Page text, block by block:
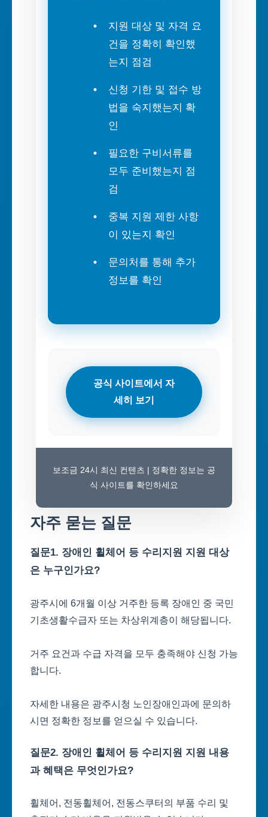
지원 대상 및 자격 요
건을 정확히 확인했
는지 점검
신청 기한 및 접수 방
법을 숙지했는지 확
인
필요한 구비서류를
모두 준비했는지 점
검
중복 지원 제한 사항
이 있는지 확인
문의처를 통해 추가
정보를 확인
공식 사이트에서 자
세히 보기
보조금 24시 최신 컨텐츠 | 정확한 정보는 공
식 사이트를 확인하세요
자주 묻는 질문
질문1. 장애인 휠체어 등 수리지원 지원 대상
은 누구인가요?
광주시에 6개월 이상 거주한 등록 장애인 중 국민
기초생활수급자 또는 차상위계층이 해당됩니다.
거주 요건과 수급 자격을 모두 충족해야 신청 가능
합니다.
자세한 내용은 광주시청 노인장애인과에 문의하
시면 정확한 정보를 얻으실 수 있습니다.
질문2. 장애인 휠체어 등 수리지원 지원 내용
과 혜택은 무엇인가요?
휠체어, 전동휠체어, 전동스쿠터의 부품 수리 및